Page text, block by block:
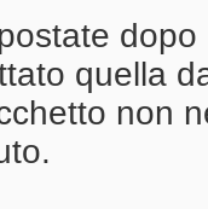
quella
non